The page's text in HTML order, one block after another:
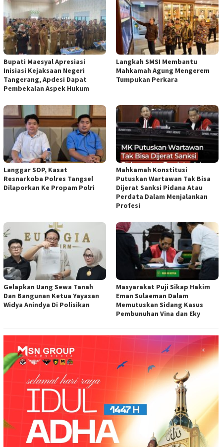
Bupati Maesyal Apresiasi
Inisiasi Kejaksaan Negeri
Tangerang, Apdesi Dapat
Pembekalan Aspek Hukum
Langkah SMSI Membantu
Mahkamah Agung Mengerem
Tumpukan Perkara
Langgar SOP, Kasat
Resnarkoba Polres Tangsel
Dilaporkan Ke Propam Polri
Mahkamah Konstitusi
Putuskan Wartawan Tak Bisa
Dijerat Sanksi Pidana Atau
Perdata Dalam Menjalankan
Profesi
Gelapkan Uang Sewa Tanah
Dan Bangunan Ketua Yayasan
Widya Anindya Di Polisikan
Masyarakat Puji Sikap Hakim
Eman Sulaeman Dalam
Memutuskan Sidang Kasus
Pembunuhan Vina dan Eky